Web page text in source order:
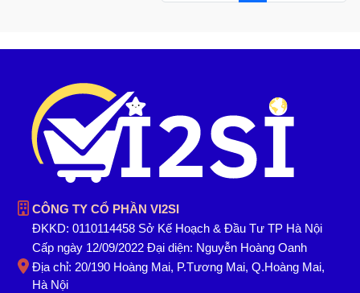
CÔNG TY CỔ PHẦN VI2SI
ĐKKD: 0110114458 Sở Kế Hoạch & Đầu Tư TP Hà Nội
Cấp ngày 12/09/2022 Đại diện: Nguyễn Hoàng Oanh
Địa chỉ: 20/190 Hoàng Mai, P.Tương Mai, Q.Hoàng Mai,
Hà Nội